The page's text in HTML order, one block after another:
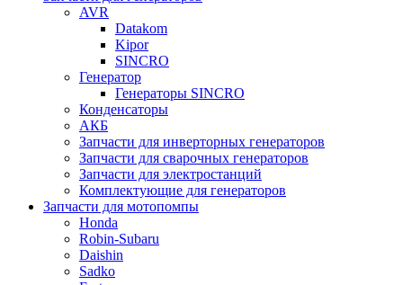
AVR
Datakom
Kipor
SINCRO
Генератор
Генераторы SINCRO
Конденсаторы
АКБ
Запчасти для инверторных генераторов
Запчасти для сварочных генераторов
Запчасти для электростанций
Комплектующие для генераторов
Запчасти для мотопомпы
Honda
Robin-Subaru
Daishin
Sadko